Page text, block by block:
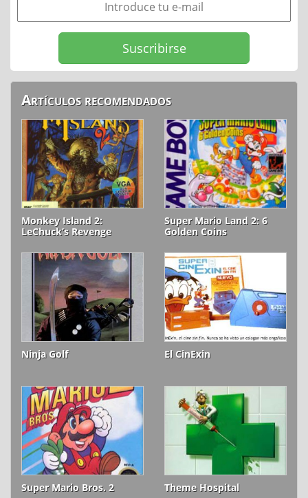
Artículos recomendados
Monkey Island 2:
LeChuck’s Revenge
Super Mario Land 2: 6
Golden Coins
Ninja Golf El CinExin
Super Mario Bros. 2 Theme Hospital